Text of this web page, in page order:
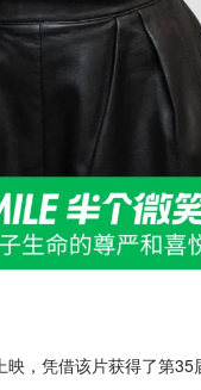
，凭借该片获得了第